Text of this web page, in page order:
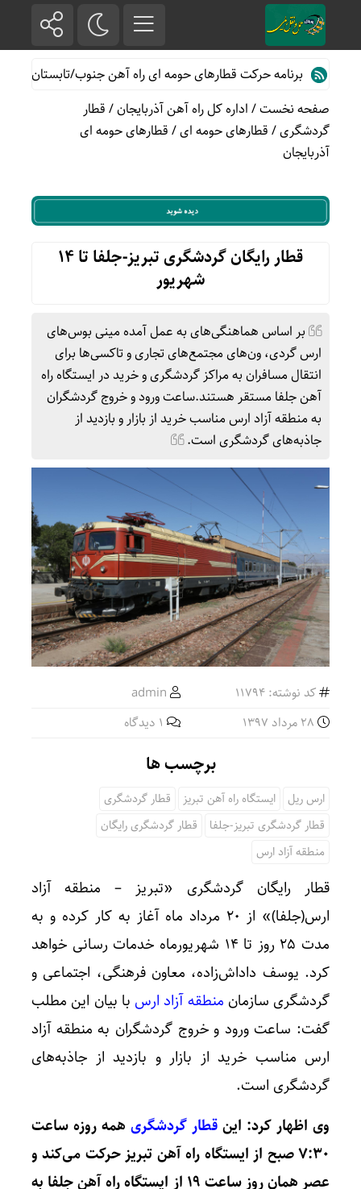
برنامه حرکت قطارهای حومه ای راه آهن جنوب/تابستان۱۴۰۵
صفحه نخست/اداره کل راه آهن آذربایجان/قطار
گردشگری/قطارهای حومه ای/قطارهای حومه ای
آذربایجان
قطار رایگان گردشگری تبریز-جلفا تا ۱۴
شهریور
بر اساس هماهنگی‌های به عمل آمده مینی بوس‌های
ارس گردی، ون‌های مجتمع‌های تجاری و تاکسی‌ها برای
انتقال مسافران به مراکز گردشگری و خرید در ایستگاه راه
آهن جلفا مستقر هستند.ساعت ورود و خروج گردشگران
به منطقه آزاد ارس مناسب خرید از بازار و بازدید از
جاذبه‌های گردشگری است.
کد نوشته: 11794
admin
1 دیدگاه
برچسب ها
ارس ریل ایستگاه راه آهن تبریز
قطار گردشگری
قطار گردشگری تبریز-جلفا
قطار گردشگری رایگان
منطقه آزاد ارس
قطار رایگان گردشگری «تبریز – منطقه آزاد
ارس(جلفا)» از ۲۰ مرداد ماه آغاز به کار کرده و به
مدت ۲۵ روز تا ۱۴ شهریورماه خدمات رسانی خواهد
کرد. یوسف داداش‌زاده، معاون فرهنگی، اجتماعی و
گردشگری سازمان منطقه آزاد ارس با بیان این مطلب
گفت: ساعت ورود و خروج گردشگران به منطقه آزاد
ارس مناسب خرید از بازار و بازدید از جاذبه‌های
گردشگری است.
وی اظهار کرد: این قطار گردشگری همه روزه ساعت
۷:۳۰ صبح از ایستگاه راه آهن تبریز حرکت می‌کند و
عصر همان روز ساعت ۱۹ از ایستگاه راه آهن جلفا به